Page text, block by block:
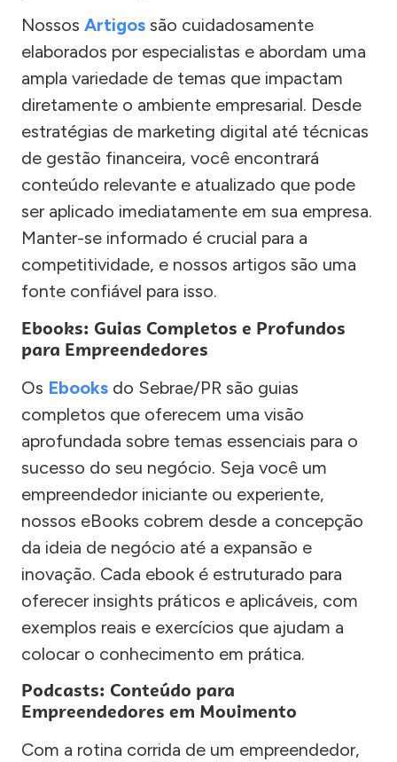
Nossos Artigos são cuidadosamente
elaborados por especialistas e abordam uma
ampla variedade de temas que impactam
diretamente o ambiente empresarial. Desde
estratégias de marketing digital até técnicas
de gestão financeira, você encontrará
conteúdo relevante e atualizado que pode
ser aplicado imediatamente em sua empresa.
Manter-se informado é crucial para a
competitividade, e nossos artigos são uma
fonte confiável para isso.
Ebooks: Guias Completos e Profundos
para Empreendedores
Os Ebooks do Sebrae/PR são guias
completos que oferecem uma visão
aprofundada sobre temas essenciais para o
sucesso do seu negócio. Seja você um
empreendedor iniciante ou experiente,
nossos eBooks cobrem desde a concepção
da ideia de negócio até a expansão e
inovação. Cada ebook é estruturado para
oferecer insights práticos e aplicáveis, com
exemplos reais e exercícios que ajudam a
colocar o conhecimento em prática.
Podcasts: Conteúdo para
Empreendedores em Movimento
Com a rotina corrida de um empreendedor,